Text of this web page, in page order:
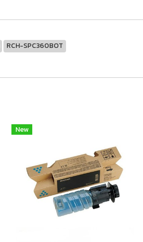
RCH-SPC360BOT
New